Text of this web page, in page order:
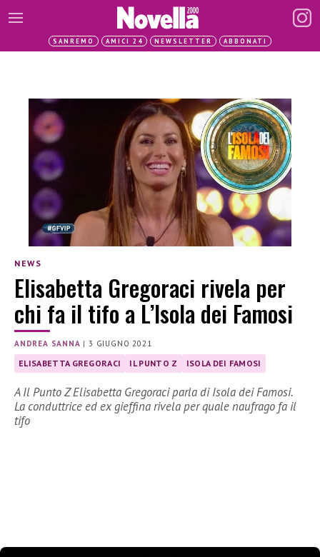
SANREMO AMICI 24 NEWSLETTER ABBONATI
NEWS
Elisabetta Gregoraci rivela per
chi fa il tifo a L’Isola dei Famosi
ANDREA SANNA |3 GIUGNO 2021
ELISABETTA GREGORACI IL PUNTO Z ISOLA DEI FAMOSI
A Il Punto Z Elisabetta Gregoraci parla di Isola dei Famosi.
La conduttrice ed ex gieffina rivela per quale naufrago fa il
tifo